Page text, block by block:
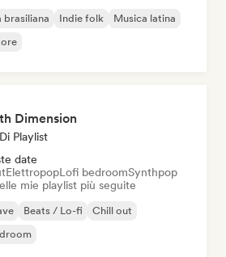
brasiliana Indie folk
Musica latina
Dimension
Playlist
date
ElettropopLofi bedroomSynthpop
mie playlist più seguite
Beats / Lo-fi
Chill out